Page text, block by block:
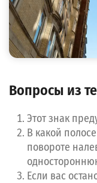
Вопросы из
Этот знак
В какой
повороте
Если вас